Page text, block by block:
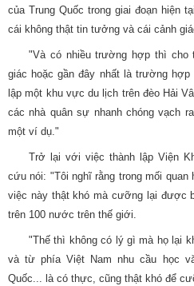
của Trung Quốc trong giai đoạn hiện
cái không thật tin tưởng và cái cảnh
"Và có nhiều trường hợp thì cho
giác hoặc gần đây nhất là trường
lập một khu vực du lịch trên đèo Hải
các nhà quân sự nhanh chóng vạch
một ví dụ."
Trở lại với việc thành lập Viện
cứu nói: "Tôi nghĩ rằng trong mối quan
việc này thật khó mà cưỡng lại được
trên 100 nước trên thế giới.
"Thế thì không có lý gì mà họ lại
và từ phía Việt Nam nhu cầu học
Quốc... là có thực, cũng thật khó để